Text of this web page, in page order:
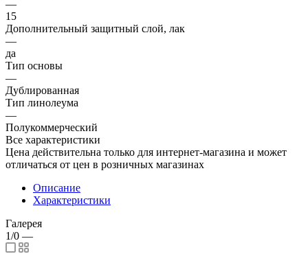
—
15
Дополнительный защитный слой, лак
—
да
Тип основы
—
Дублированная
Тип линолеума
—
Полукоммерческий
Все характеристики
Цена действительна только для интернет-магазина и может
отличаться от цен в розничных магазинах
Описание
Характеристики
Галерея
1/0 —